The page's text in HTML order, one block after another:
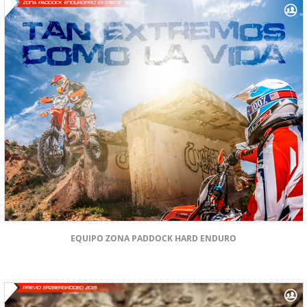
EQUIPO ZONA PADDOCK HARD ENDURO